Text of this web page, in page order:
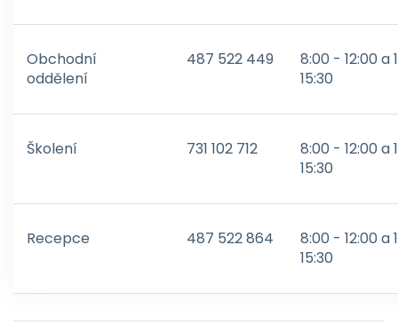
Obchodní
oddělení
487 522 449
8:00 - 12:00 a
15:30
Školení 731 102 712
8:00 - 12:00 a
15:30
Recepce 487 522 864
8:00 - 12:00 a
15:30